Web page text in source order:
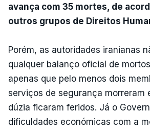
avança com 35 mortes, de
outros grupos de Direitos
Porém, as autoridades iranianas
qualquer balanço oficial de
apenas que pelo menos dois
serviços de segurança morreram
dúzia ficaram feridos. Já o
dificuldades económicas com a